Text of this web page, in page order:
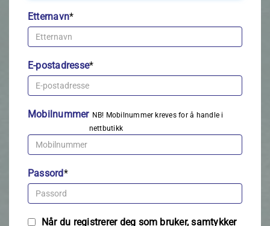
Etternavn*
E-postadresse*
Mobilnummer NB! Mobilnummer kreves for å handle i
nettbutikk
Passord*
Når du registrerer deg som bruker, samtykker